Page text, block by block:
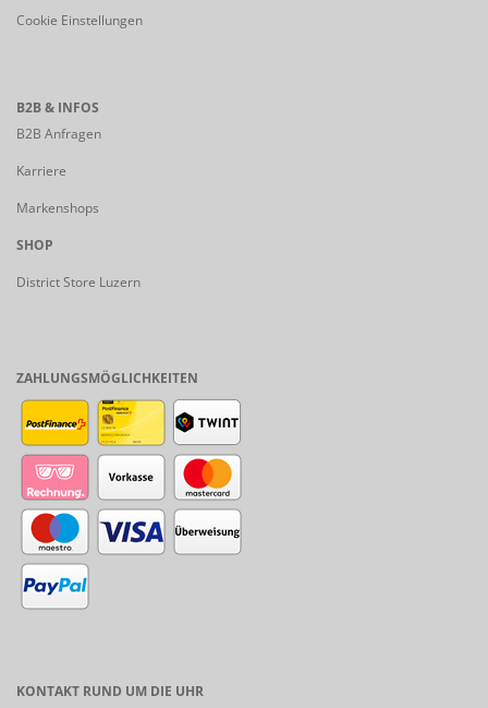
Cookie Einstellungen
B2B & INFOS
B2B Anfragen
Karriere
Markenshops
SHOP
District Store Luzern
ZAHLUNGSMÖGLICHKEITEN
KONTAKT RUND UM DIE UHR